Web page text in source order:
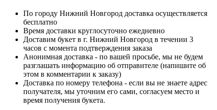
По городу Нижний Новгород доставка осуществляется
бесплатно
Время доставки круглосуточно ежедневно
Доставим букет в г. Нижний Новгород в течении 3
часов с момента подтверждения заказа
Анонимная доставка - по вашей просьбе, мы не будем
разглашать информацию об отправителе (напишите об
этом в комментарии к заказу)
Доставка по номеру телефона - если вы не знаете адрес
получателя, мы уточним его сами, согласуем место и
время получения букета.